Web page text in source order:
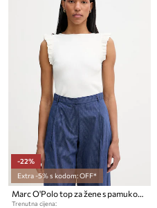
-22%
Extra -5% s kodom: OFF*
Trenutna cijena: